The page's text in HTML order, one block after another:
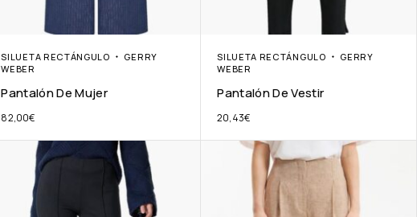
SILUETA RECTÁNGULO
GERRY
WEBER
Pantalón De Mujer
82,00€
SILUETA RECTÁNGULO
GERRY
WEBER
Pantalón De Vestir
20,43€